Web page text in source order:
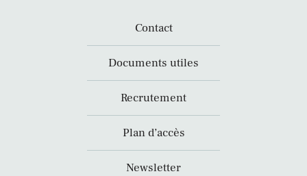
Contact
Documents utiles
Recrutement
Plan d’accès
Newsletter